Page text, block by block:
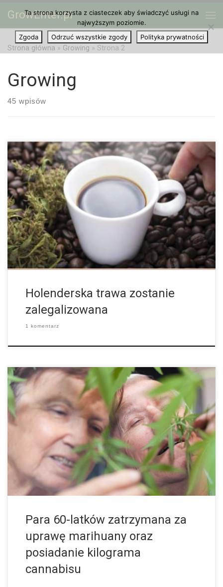
Przejdź do treści
GrowEnter.pl
Strona główna » Growing » Strona 2
Growing
45 wpisów
Tak, wiemy, że już od dziesiątek lat ganja i haszysz są dostępne
w holenderskich Coffeeshopach. Jednak oznacza to tylko i
wyłącznie to, że cannabis jest tolerowany, podczas gdy sklepy
są […]
Holenderska trawa zostanie
zalegalizowana
1 komentarz
Po tym, jak policjanci dostali kilka donosów ze środowiska pary i
sądowy nakaz przeszukania, udali się do mieszkania należącego
do małżeństwa, 63-letniego mężczyzny i 66-letniej kobiety w
niemieckim Moers nieopodal […]
Para 60-latków zatrzymana za
uprawę marihuany oraz
posiadanie kilograma
cannabisu
Ta strona korzysta z ciasteczek aby świadczyć usługi na
najwyższym poziomie.
Zgoda
Odrzuć wszystkie zgody Polityka prywatności